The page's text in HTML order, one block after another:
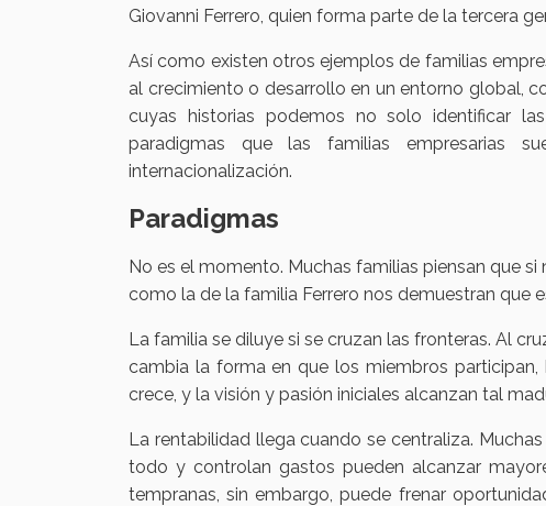
Giovanni Ferrero, quien forma parte de la tercera
Así como existen otros ejemplos de familias
al crecimiento o desarrollo en un entorno global,
cuyas historias podemos no solo identificar
paradigmas que las familias empresarias
internacionalización.
Paradigmas
No es el momento. Muchas familias piensan que
como la de la familia Ferrero nos demuestran que
La familia se diluye si se cruzan las fronteras. Al
cambia la forma en que los miembros
crece, y la visión y pasión iniciales alcanzan tal
La rentabilidad llega cuando se centraliza.
todo y controlan gastos pueden alcanzar
tempranas, sin embargo, puede frenar